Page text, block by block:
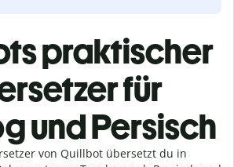
praktischer
für
und Persisch
von Quillbot übersetzt du in